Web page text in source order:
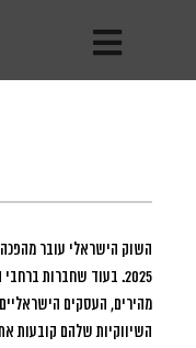
השוק הישראלי עובר
2025.
מהירים, העסקים